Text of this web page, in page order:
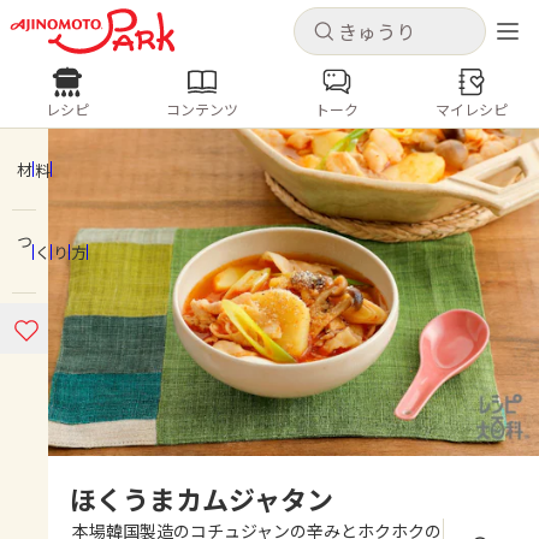
キャンセル
ログインするとレシピを保存できます
ログイン 新規登録
ホーム
コンテンツ
レシピ
キャンセル
レシピ コンテンツ
人気の食材・レシピ
きゅうり なす トマト
とうもろこし
ピーマン
みょうが ゴーヤ
レシピ コンテンツ トーク マイレシピ
材料
つくり方
ほくうまカムジャタン
本場韓国製造のコチュジャンの辛みとホクホクの